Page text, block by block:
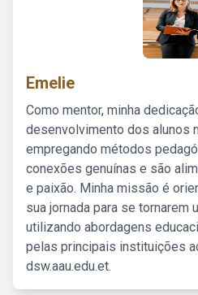
Emelie
Como mentor, minha
desenvolvimento dos alunos
empregando métodos
conexões genuínas e são
e paixão. Minha missão é
sua jornada para se tornarem
utilizando abordagens
pelas principais instituições
dsw.aau.edu.et.